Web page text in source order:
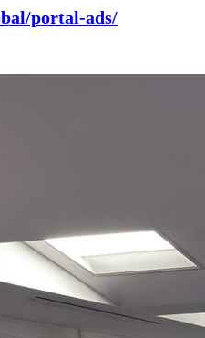
portal-ads/